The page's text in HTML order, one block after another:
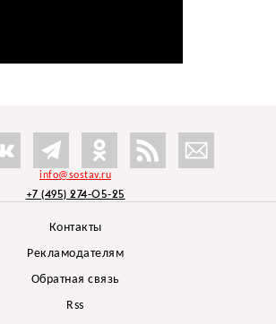
info@sostav.ru
+7 (495) 274-05-25
Контакты
Рекламодателям
Обратная связь
Rss